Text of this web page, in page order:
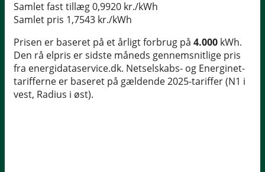
Samlet fast tillæg0,9920 kr./kWh
Samlet pris 1,7543 kr./kWh
Prisen er baseret på et årligt forbrug på 4.000 kWh.
Den rå elpris er sidste måneds gennemsnitlige pris
fra energidataservice.dk. Netselskabs- og Energinet-
tarifferne er baseret på gældende 2025-tariffer (N1 i
vest, Radius i øst).